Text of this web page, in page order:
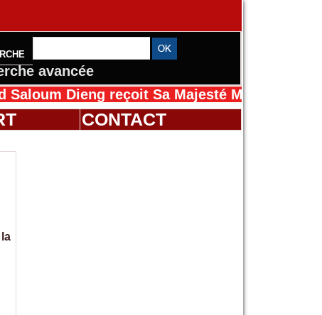
avancée
Dieng reçoit Sa Majesté Mansah Cissé au
CONTACT